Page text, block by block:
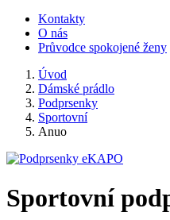
Kontakty
O nás
Průvodce spokojené ženy
Úvod
Dámské prádlo
Podprsenky
Sportovní
Anuo
Sportovní